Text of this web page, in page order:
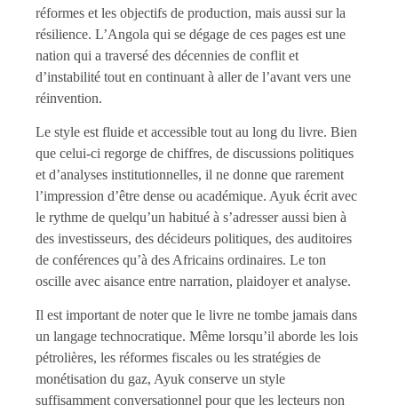
réformes et les objectifs de production, mais aussi sur la
résilience. L’Angola qui se dégage de ces pages est une
nation qui a traversé des décennies de conflit et
d’instabilité tout en continuant à aller de l’avant vers une
réinvention.
Le style est fluide et accessible tout au long du livre. Bien
que celui-ci regorge de chiffres, de discussions politiques
et d’analyses institutionnelles, il ne donne que rarement
l’impression d’être dense ou académique. Ayuk écrit avec
le rythme de quelqu’un habitué à s’adresser aussi bien à
des investisseurs, des décideurs politiques, des auditoires
de conférences qu’à des Africains ordinaires. Le ton
oscille avec aisance entre narration, plaidoyer et analyse.
Il est important de noter que le livre ne tombe jamais dans
un langage technocratique. Même lorsqu’il aborde les lois
pétrolières, les réformes fiscales ou les stratégies de
monétisation du gaz, Ayuk conserve un style
suffisamment conversationnel pour que les lecteurs non